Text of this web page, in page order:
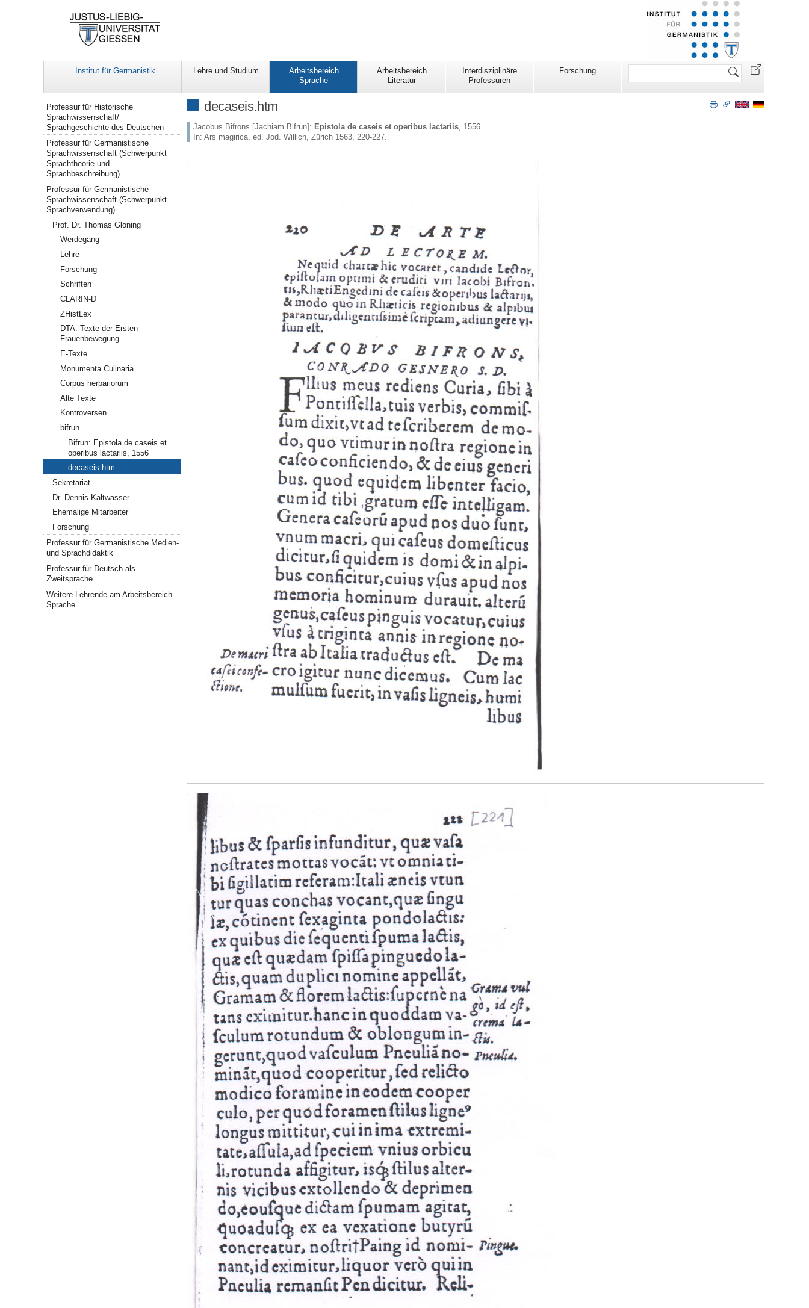
Institut für Germanistik Lehre und Studium
Arbeitsbereich
Sprache
Arbeitsbereich
Literatur
Interdisziplinäre
Professuren
Forschung
Website
decaseis.htm
Jacobus Bifrons [Jachiam Bifrun]: Epistola de caseis et operibus lactariis, 1556
In: Ars magirica, ed. Jod. Willich, Zürich 1563, 220-227.
Navigation
Professur für Historische
Sprachwissenschaft/
Sprachgeschichte des Deutschen
Professur für Germanistische
Sprachwissenschaft (Schwerpunkt
Sprachtheorie und
Sprachbeschreibung)
Professur für Germanistische
Sprachwissenschaft (Schwerpunkt
Sprachverwendung)
Prof. Dr. Thomas Gloning
Werdegang
Lehre
Forschung
Schriften
CLARIN-D
ZHistLex
DTA: Texte der Ersten
Frauenbewegung
E-Texte
Monumenta Culinaria
Corpus herbariorum
Alte Texte
Kontroversen
bifrun
Bifrun: Epistola de caseis et
operibus lactariis, 1556
decaseis.htm
Sekretariat
Dr. Dennis Kaltwasser
Ehemalige Mitarbeiter
Forschung
Professur für Germanistische Medien-
und Sprachdidaktik
Professur für Deutsch als
Zweitsprache
Weitere Lehrende am Arbeitsbereich
Sprache